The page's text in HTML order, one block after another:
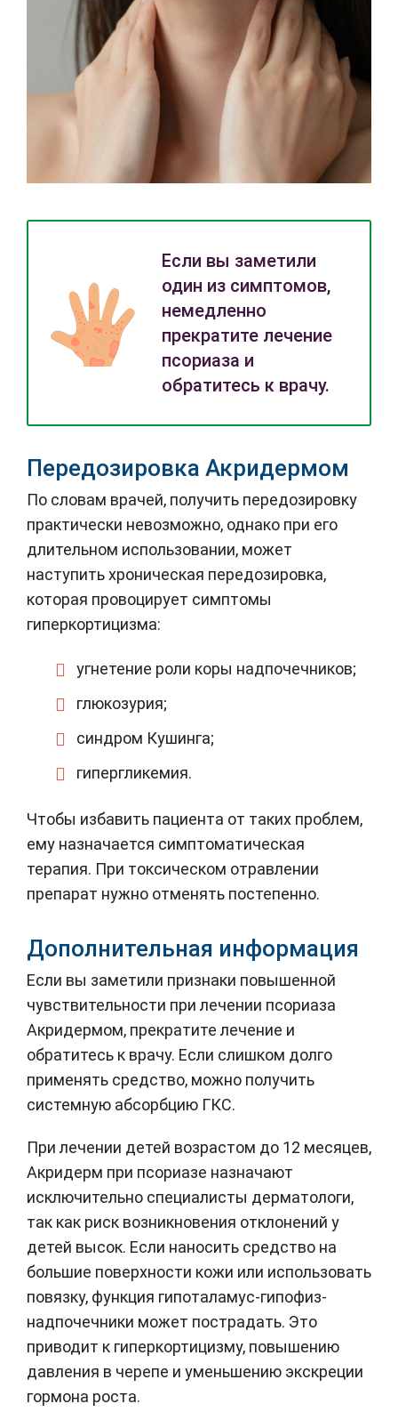
Если вы заметили
один из симптомов,
немедленно
прекратите лечение
псориаза и
обратитесь к врачу.
Передозировка Акридермом
По словам врачей, получить передозировку
практически невозможно, однако при его
длительном использовании, может
наступить хроническая передозировка,
которая провоцирует симптомы
гиперкортицизма:
угнетение роли коры надпочечников;
глюкозурия;
синдром Кушинга;
гипергликемия.
Чтобы избавить пациента от таких проблем,
ему назначается симптоматическая
терапия. При токсическом отравлении
препарат нужно отменять постепенно.
Дополнительная информация
Если вы заметили признаки повышенной
чувствительности при лечении псориаза
Акридермом, прекратите лечение и
обратитесь к врачу. Если слишком долго
применять средство, можно получить
системную абсорбцию ГКС.
При лечении детей возрастом до 12 месяцев,
Акридерм при псориазе назначают
исключительно специалисты дерматологи,
так как риск возникновения отклонений у
детей высок. Если наносить средство на
большие поверхности кожи или использовать
повязку, функция гипоталамус-гипофиз-
надпочечники может пострадать. Это
приводит к гиперкортицизму, повышению
давления в черепе и уменьшению экскреции
гормона роста.